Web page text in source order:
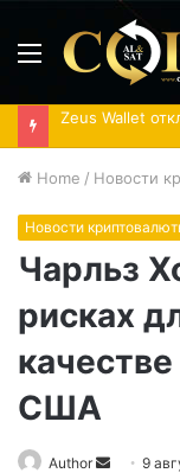
Menu
Zeus Wallet
Home / Новости
Новости
Чарльз
рисках
США
Author
Send9